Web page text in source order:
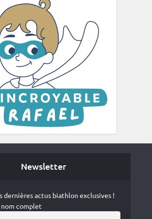
Newsletter
dernières actus biathlon exclusives !
complet